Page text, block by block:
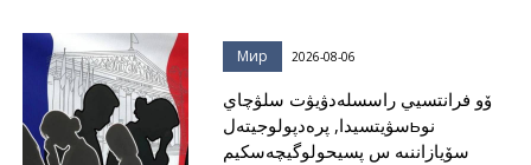
Мир 2026-08-06
ۆو فرانتسيي راسسلەدۋيۋت سلۋچاي
سۋيتسيدا, پرەدپولوجيتەلьنو
سۆيازاننىە س پسيحولوگيچەسكيم